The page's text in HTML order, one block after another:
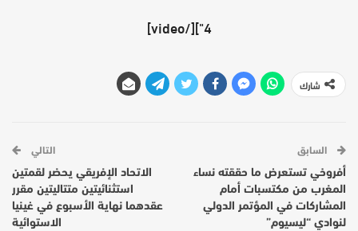
4"][/video]
شارك
السابق
أفروخي تستعرض ما حققته نساء
المغرب من مكتسبات أمام
المشاركات في المؤتمر الدولي
لنوادي “ليسيوم”
التالي
الاتحاد الإفريقي يحضر لقمتين
استثنائيتين متتاليتين مقرر
عقدهما نهاية الأسبوع في غينيا
الاستوائية